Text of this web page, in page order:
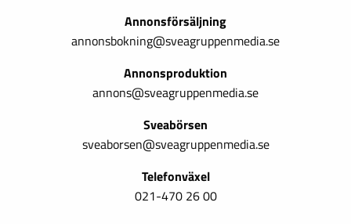
Annonsförsäljning
annonsbokning@sveagruppenmedia.se
Annonsproduktion
annons@sveagruppenmedia.se
Sveabörsen
sveaborsen@sveagruppenmedia.se
Telefonväxel
021-470 26 00